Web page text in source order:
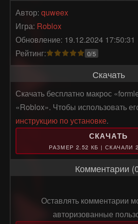
Автор: quweex
Игра: Roblox
Обновление: 19.12.2024 17:50:31
Рейтинг:
0/5
Скачать
Скачать бесплатно макрос
«Roblox». Чтобы использовать
инструкцию по установке.
СКАЧАТЬ
РАЗМЕР 2.52 КБ | СКАЧАЛИ
Комментарии
Оставлять комментарии
авторизованные